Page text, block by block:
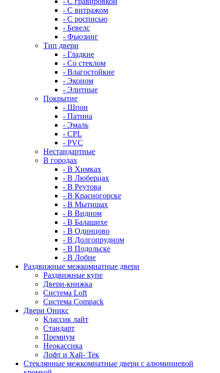
- С витражом
- С росписью
- Бевелс
- Фьюзинг
Тип двери
- Гладкие
- Со стеклом
- Влагостойкие
- Эконом
- Элитные
Покрытие
- Шпон
- Патина
- Эмаль
- CPL
- PVC
Нестандартные
В городах
- В Химках
- В Люберцах
- В Реутова
- В Красногорске
- В Мытищах
- В Видном
- В Балашихе
- В Одинцово
- В Долгопрудном
- В Подольске
- В Лобне
Раздвижные межкомнатные двери
Раздвижные купе
Двери-книжка
Система Loft
Система Compack
Двери Оникс
Классик лайт
Стандарт
Премиум
Неокассика
Лофт и Хай- Тек
Стеклянные межкомнатные двери с алюминиевой